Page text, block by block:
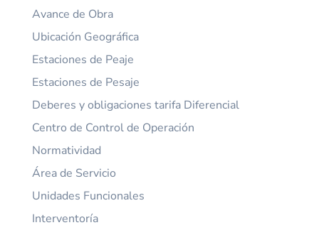
Avance de Obra
Ubicación Geográfica
Estaciones de Peaje
Estaciones de Pesaje
Deberes y obligaciones tarifa Diferencial
Centro de Control de Operación
Normatividad
Área de Servicio
Unidades Funcionales
Interventoría